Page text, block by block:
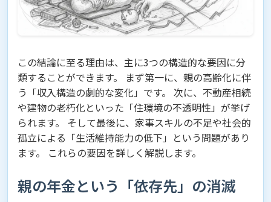
この結論に至る理由は、主に3つの構造的な要因に分
類することができます。 まず第一に、親の高齢化に伴
う「収入構造の劇的な変化」です。 次に、不動産相続
や建物の老朽化といった「住環境の不透明性」が挙げ
られます。 そして最後に、家事スキルの不足や社会的
孤立による「生活維持能力の低下」という問題があり
ます。 これらの要因を詳しく解説します。
親の年金という「依存先」の消滅